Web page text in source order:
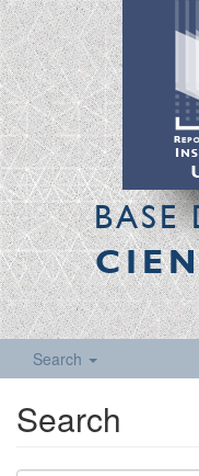
BASE
Search
Search